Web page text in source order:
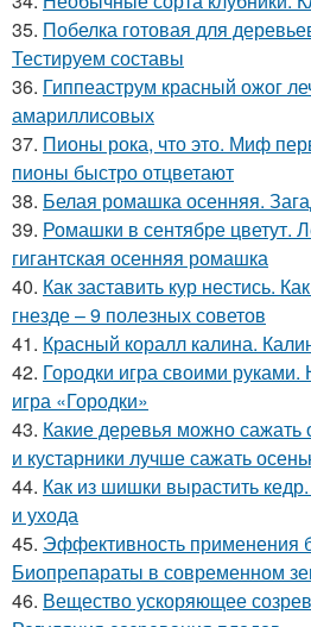
35. Побелка готовая для
Тестируем составы
36. Гиппеаструм красный ожог
амариллисовых
37. Пионы рока, что это. Миф
пионы быстро отцветают
38. Белая ромашка осенняя.
39. Ромашки в сентябре цветут.
гигантская осенняя ромашка
40. Как заставить кур нестись.
гнезде – 9 полезных советов
41. Красный коралл калина.
42. Городки игра своими
игра «Городки»
43. Какие деревья можно сажать
и кустарники лучше сажать
44. Как из шишки вырастить
и ухода
45. Эффективность применения
Биопрепараты в современном
46. Вещество ускоряющее